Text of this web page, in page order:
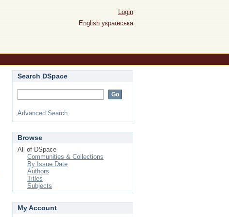
Login
English українська
Search DSpace
Advanced Search
Browse
All of DSpace
Communities & Collections
By Issue Date
Authors
Titles
Subjects
My Account